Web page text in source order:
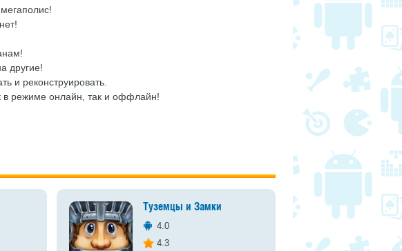
другие!
и реконструировать.
в режиме онлайн, так и оффлайн!
Туземцы и Замки
4.0
4.3